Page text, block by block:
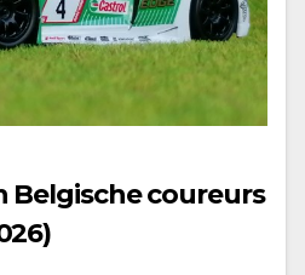
Belgische coureurs